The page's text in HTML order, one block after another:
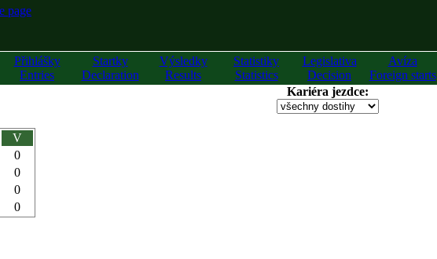
Přihlášky
Entries
Startky
Declaration
Výsledky
Results
Statistiky
Statistics
Legislativa
Decision
Avíza
Foreign starts
Kariéra jezdce:
V
0
0
0
0